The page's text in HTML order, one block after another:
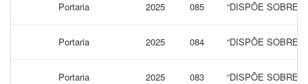
Portaria 2025 085 “DISPÕE SOBRE
Portaria 2025 084 “DISPÕE SOBRE
Portaria 2025 083 “DISPÕE SOBRE